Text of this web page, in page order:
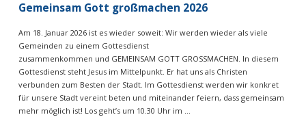
Gemeinsam Gott großmachen 2026
Am 18. Januar 2026 ist es wieder soweit: Wir werden wieder als viele
Gemeinden zu einem Gottesdienst
zusammenkommen und GEMEINSAM GOTT GROSSMACHEN. In diesem
Gottesdienst steht Jesus im Mittelpunkt. Er hat uns als Christen
verbunden zum Besten der Stadt. Im Gottesdienst werden wir konkret
für unsere Stadt vereint beten und miteinander feiern, dass gemeinsam
mehr möglich ist! Los geht’s um 10.30 Uhr im …